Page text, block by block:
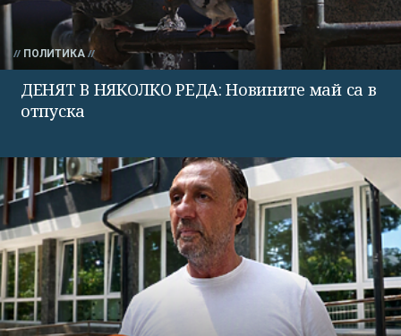
ПОЛИТИКА
ДЕНЯТ В НЯКОЛКО РЕДА: Новините май са в
отпуска